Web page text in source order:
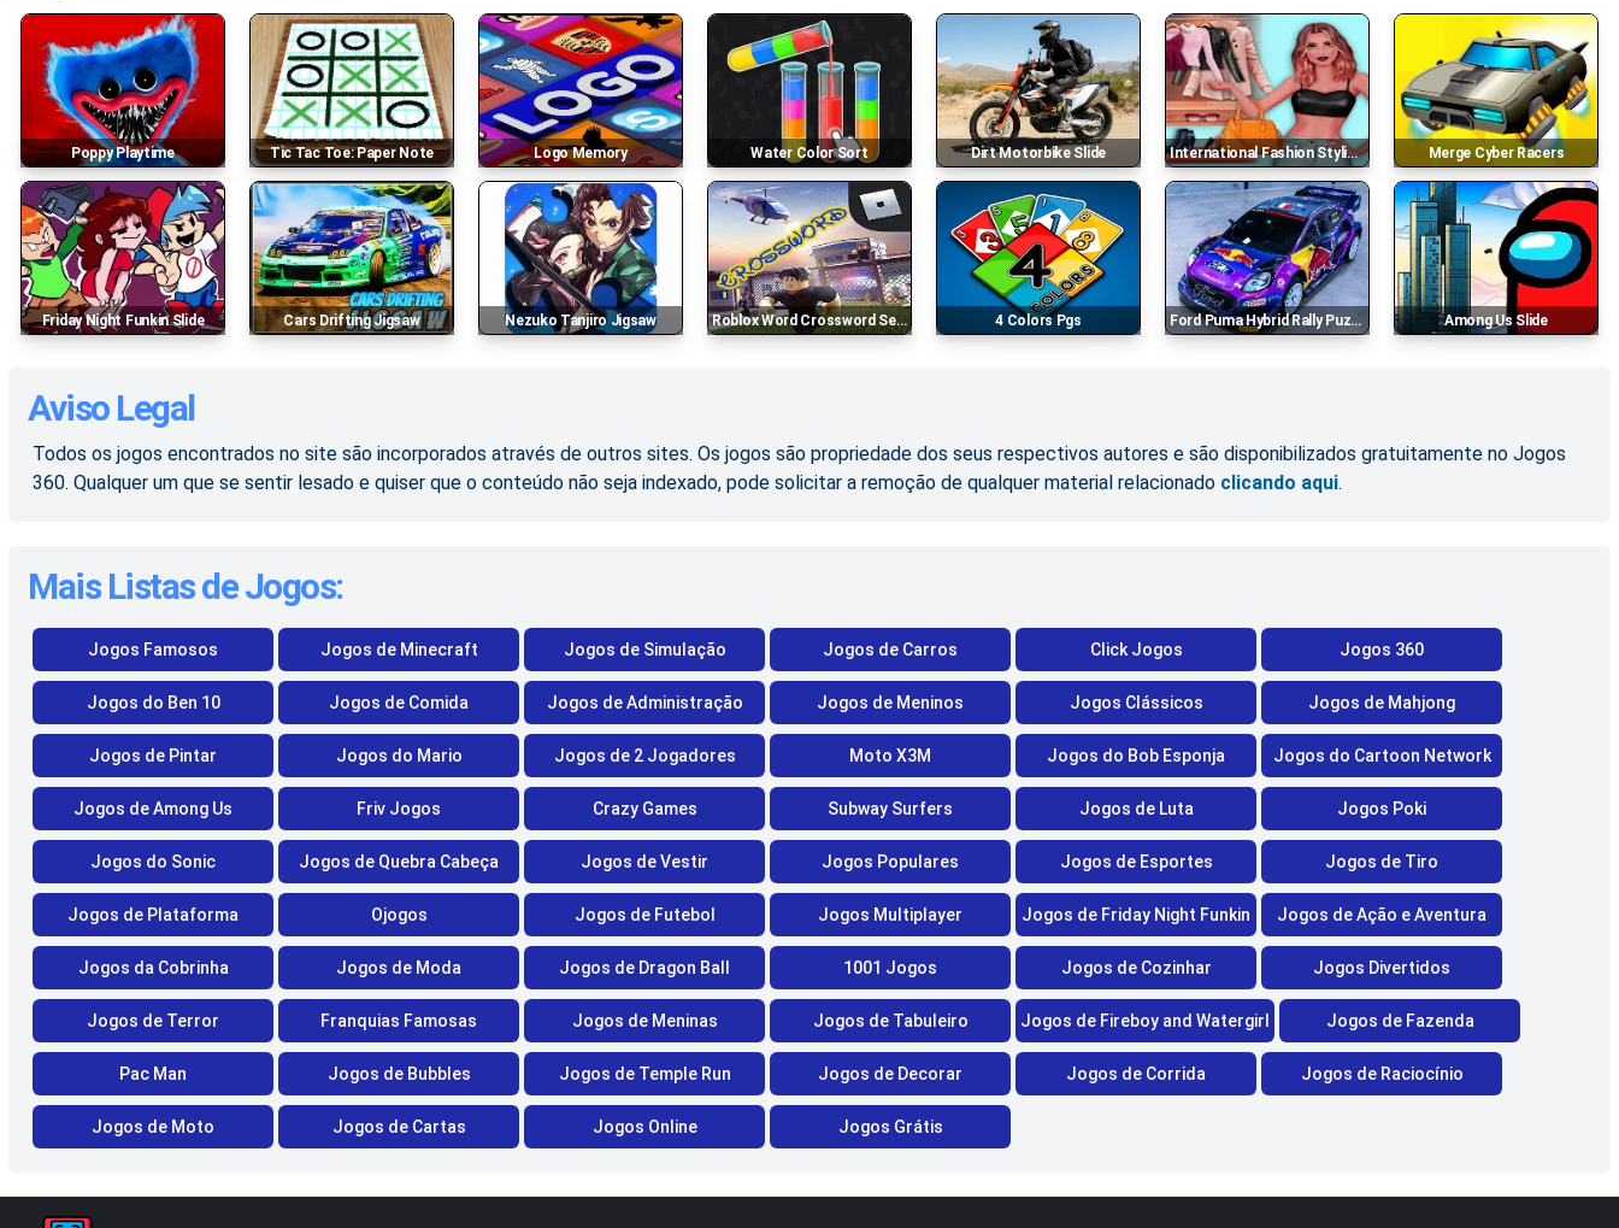
Poppy Playtime Tic Tac Toe: Paper Note Logo Memory Water Color Sort Dirt Motorbike Slide International Fashion Stylist - Dress Up Studio Dr Merge Cyber Racers
Friday Night Funkin Slide Cars Drifting Jigsaw Nezuko Tanjiro Jigsaw Roblox Word Crossword Search Parchisi Star 4 Colors Pgs Ford Puma Hybrid Rally Puzzle Among Us Slide
Aviso Legal
Todos os jogos encontrados no site são incorporados através de outros sites. Os jogos são propriedade dos seus respectivos autores e são disponibilizados gratuitamente no Jogos
360. Qualquer um que se sentir lesado e quiser que o conteúdo não seja indexado, pode solicitar a remoção de qualquer material relacionado clicando aqui.
Mais Listas de Jogos:
Jogos Famosos Jogos de Minecraft Jogos de Simulação Jogos de Carros Click Jogos Jogos 360
Jogos do Ben 10 Jogos de Comida Jogos de Administração Jogos de Meninos Jogos Clássicos Jogos de Mahjong
Jogos de Pintar Jogos do Mario Jogos de 2 Jogadores Moto X3M Jogos do Bob Esponja Jogos do Cartoon Network
Jogos de Among Us Friv Jogos Crazy Games Subway Surfers Jogos de Luta Jogos Poki
Jogos do Sonic Jogos de Quebra Cabeça Jogos de Vestir Jogos Populares Jogos de Esportes Jogos de Tiro
Jogos de Plataforma Ojogos Jogos de Futebol Jogos Multiplayer Jogos de Friday Night Funkin Jogos de Ação e Aventura
Jogos da Cobrinha Jogos de Moda Jogos de Dragon Ball 1001 Jogos Jogos de Cozinhar Jogos Divertidos
Jogos de Terror Franquias Famosas Jogos de Meninas Jogos de Tabuleiro Jogos de Fireboy and Watergirl Jogos de Fazenda
Pac Man Jogos de Bubbles Jogos de Temple Run Jogos de Decorar Jogos de Corrida Jogos de Raciocínio
Jogos de Moto Jogos de Cartas Jogos Online Jogos Grátis